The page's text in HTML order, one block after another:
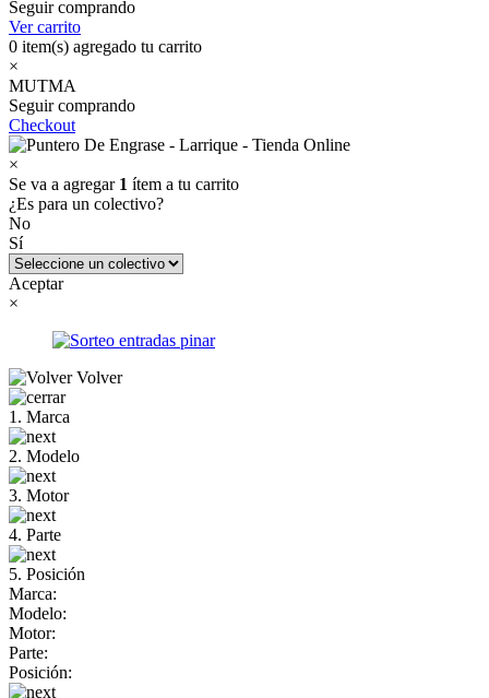
Seguir comprando
Ver carrito
0 item(s) agregado tu carrito
×
MUTMA
Seguir comprando
Checkout
×
Se va a agregar 1 ítem a tu carrito
¿Es para un colectivo?
No
Sí
Aceptar
×
Volver
1. Marca
2. Modelo
3. Motor
4. Parte
5. Posición
Marca:
Modelo:
Motor:
Parte:
Posición: